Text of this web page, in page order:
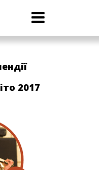
2017